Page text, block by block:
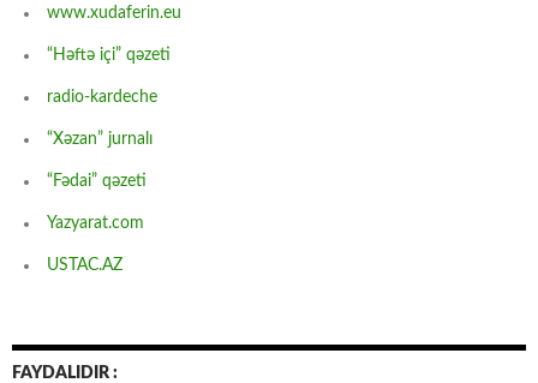
www.xudaferin.eu
“Həftə içi” qəzeti
radio-kardeche
“Xəzan” jurnalı
“Fədai” qəzeti
Yazyarat.com
USTAC.AZ
FAYDALIDIR :